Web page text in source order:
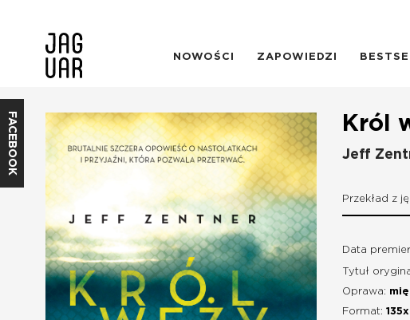
NOWOŚCI ZAPOWIEDZI
FACEBOOK Król
Jeff
Przekład z
Data
Tytuł
Oprawa:
Format: